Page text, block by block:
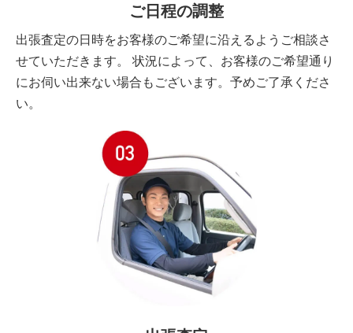
ご日程の調整
出張査定の日時をお客様のご希望に沿えるようご相談さ
せていただきます。 状況によって、お客様のご希望通り
にお伺い出来ない場合もございます。予めご了承くださ
い。